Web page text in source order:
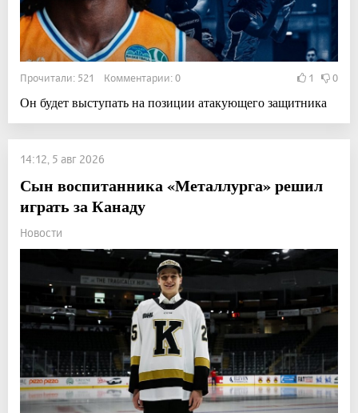
Прочитали: 521 Комментарии: 0 1 0
Он будет выступать на позиции атакующего защитника
14:12, 5 авг 2026
Сын воспитанника «Металлурга» решил
играть за Канаду
Новости